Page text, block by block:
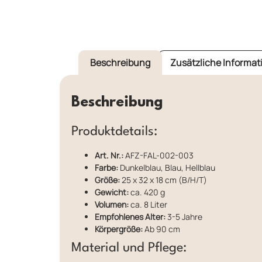
Beschreibung Zusätzliche
Beschreibung
Produktdetails:
Art. Nr.:AFZ-FAL-002-003
Farbe: Dunkelblau, Blau, Hellblau
Größe:25 x 32 x 18 cm (B/H/T)
Gewicht:ca. 420 g
Volumen:ca. 8 Liter
Empfohlenes Alter:3-5 Jahre
Körpergröße:Ab 90 cm
Material und Pflege: